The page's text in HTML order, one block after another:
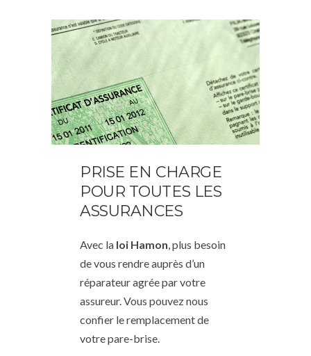
PRISE EN CHARGE
POUR TOUTES LES
ASSURANCES
Avec la loi Hamon, plus besoin
de vous rendre auprès d’un
réparateur agrée par votre
assureur. Vous pouvez nous
confier le remplacement de
votre pare-brise.